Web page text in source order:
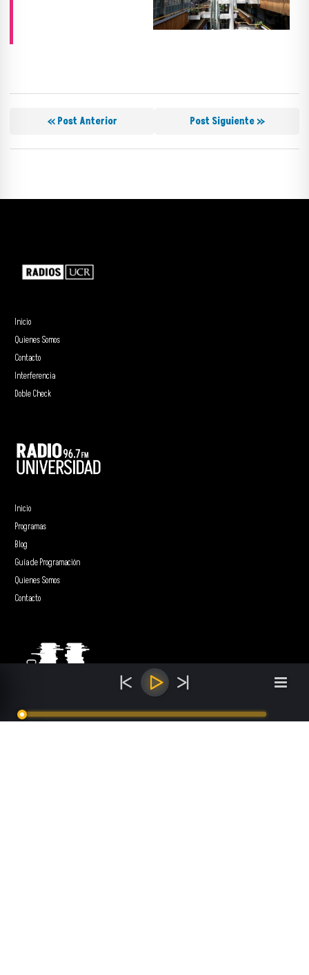
« Post Anterior Post Siguiente »
Inicio
Quienes Somos
Contacto
Interferencia
Doble Check
Inicio
Programas
Blog
Guía de Programación
Quienes Somos
Contacto
Inicio
0:00 0:00